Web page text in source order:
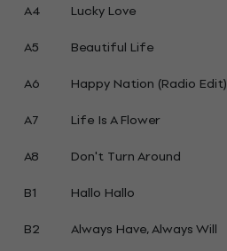
A4
Lucky Love
A5
Beautiful Life
A6
Happy Nation (Radio Edit)
A7
Life Is A Flower
A8
Don't Turn Around
B1
Hallo Hallo
B2
Always Have, Always Will